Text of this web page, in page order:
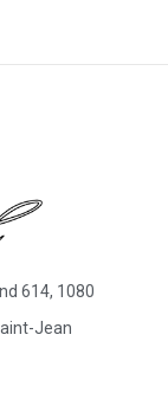
614, 1080
Jean